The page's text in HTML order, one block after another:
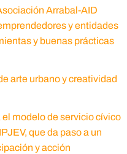
Arrabal-AID
y entidades
y buenas prácticas
arte urbano y creatividad
modelo de servicio cívico
que da paso a un
y acción